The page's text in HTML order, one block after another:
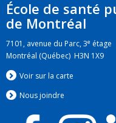
École de santé
de Montréal
7101, avenue du Parc, 3e étage
Montréal (Québec) H3N 1X9
Voir sur la carte
Nous joindre